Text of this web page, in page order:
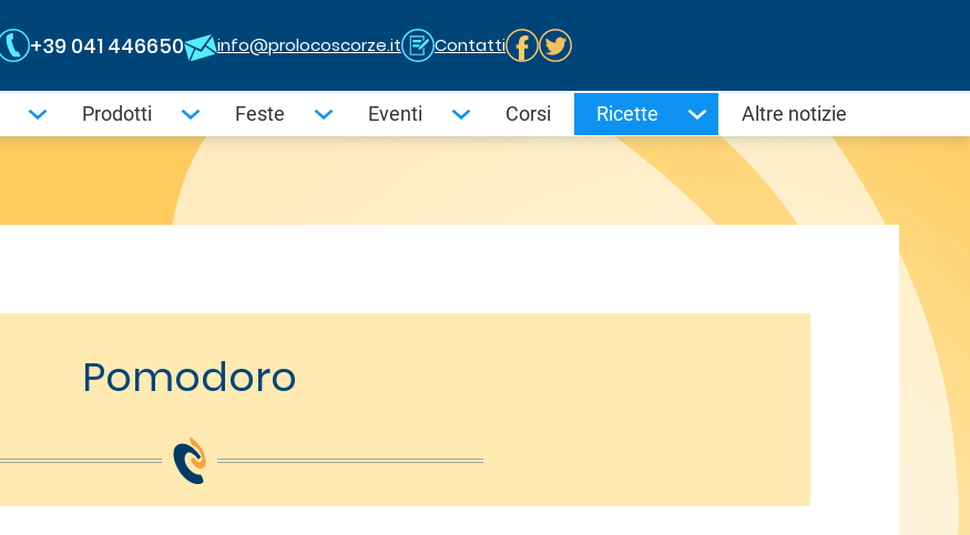
+39 041 446650 info@prolocoscorze.it Contatti
Prodotti Feste Eventi Corsi Ricette Altre notizie
Pomodoro